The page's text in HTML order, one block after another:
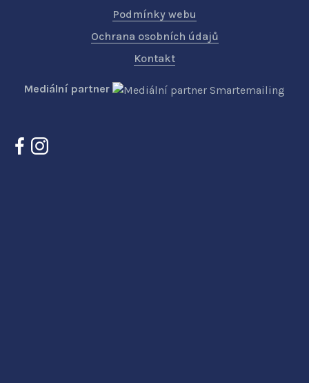
Podmínky webu
Ochrana osobních údajů
Kontakt
Mediální partner